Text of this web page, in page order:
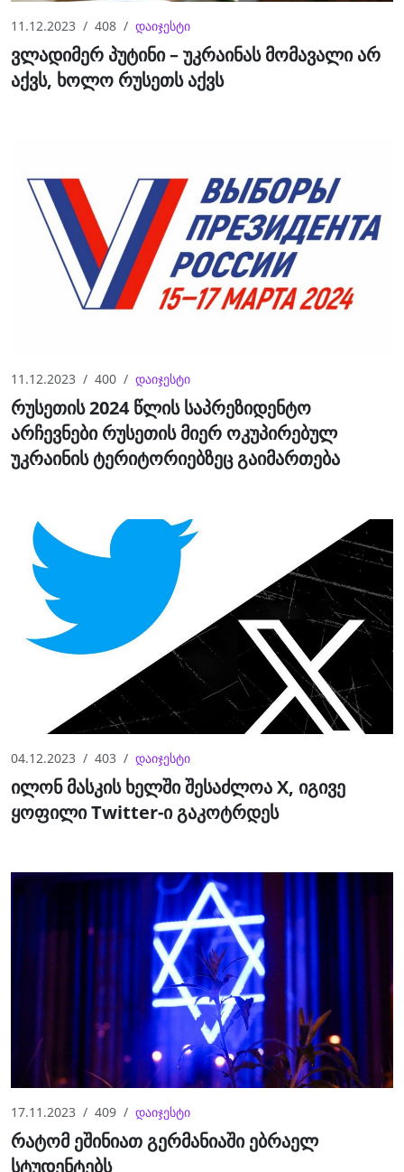
11.12.2023 408 დაიჯესტი
ვლადიმერ პუტინი – უკრაინას მომავალი არ
აქვს, ხოლო რუსეთს აქვს
11.12.2023 400 დაიჯესტი
რუსეთის 2024 წლის საპრეზიდენტო
არჩევნები რუსეთის მიერ ოკუპირებულ
უკრაინის ტერიტორიებზეც გაიმართება
04.12.2023 403 დაიჯესტი
ილონ მასკის ხელში შესაძლოა X, იგივე
ყოფილი Twitter-ი გაკოტრდეს
17.11.2023 409 დაიჯესტი
რატომ ეშინიათ გერმანიაში ებრაელ
სტუდენტებს